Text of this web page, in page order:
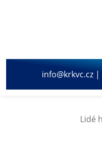
info@krkvc.cz
Lidé